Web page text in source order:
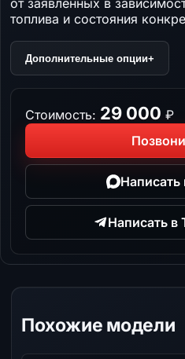
от заявленных в
топлива и состояния
Дополнительные опции+
Стоимость: 29 000 ₽
Написать
Написать в
Похожие модели